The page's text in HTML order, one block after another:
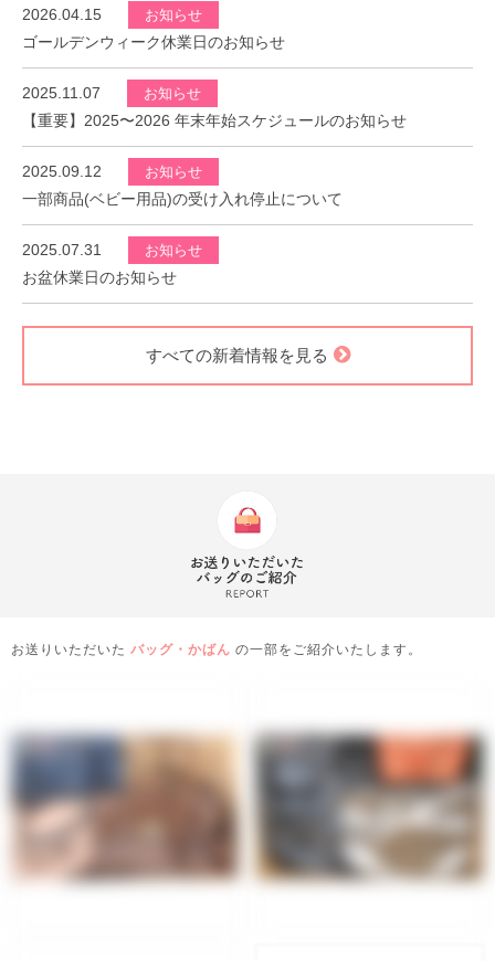
2026.04.15 お知らせ
ゴールデンウィーク休業日のお知らせ
2025.11.07 お知らせ
【重要】2025〜2026 年末年始スケジュールのお知らせ
2025.09.12 お知らせ
一部商品(ベビー用品)の受け入れ停止について
2025.07.31 お知らせ
お盆休業日のお知らせ
すべての新着情報を見る
お送りいただいた バッグ・かばん の一部をご紹介いたします。